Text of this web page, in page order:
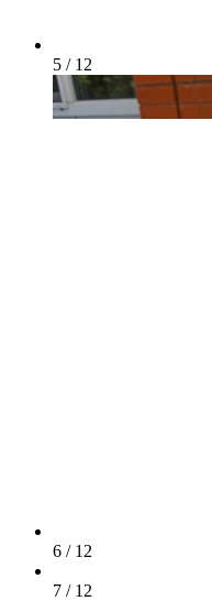
5 / 12
6 / 12
7 / 12